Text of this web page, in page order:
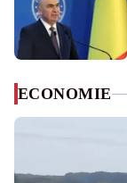
ECONOMIE